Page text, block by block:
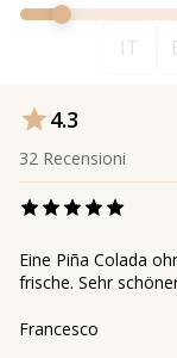
IT
4.3
32 Recensioni
Eine Piña Colada
frische. Sehr
Francesco